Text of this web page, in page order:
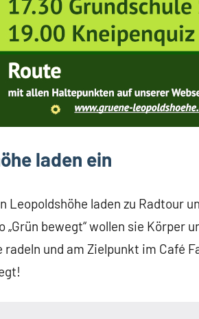
laden ein
Leopoldshöhe laden zu Radtour
„Grün bewegt“ wollen sie Körper
radeln und am Zielpunkt im Café